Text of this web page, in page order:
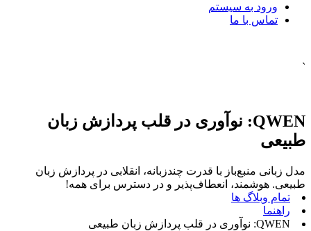
ورود به سیستم
تماس با ما
`
QWEN: نوآوری در قلب پردازش زبان
طبیعی
مدل زبانی منبع‌باز با قدرت چندزبانه، انقلابی در پردازش زبان
طبیعی. هوشمند، انعطاف‌پذیر و در دسترس برای همه!
تمام وبلاگ ها
راهنما
QWEN: نوآوری در قلب پردازش زبان طبیعی